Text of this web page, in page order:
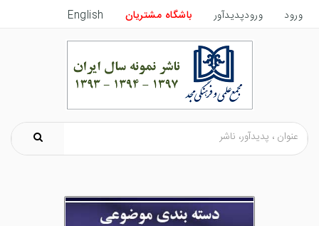
ورود ورودپدیدآور باشگاه مشتریان English